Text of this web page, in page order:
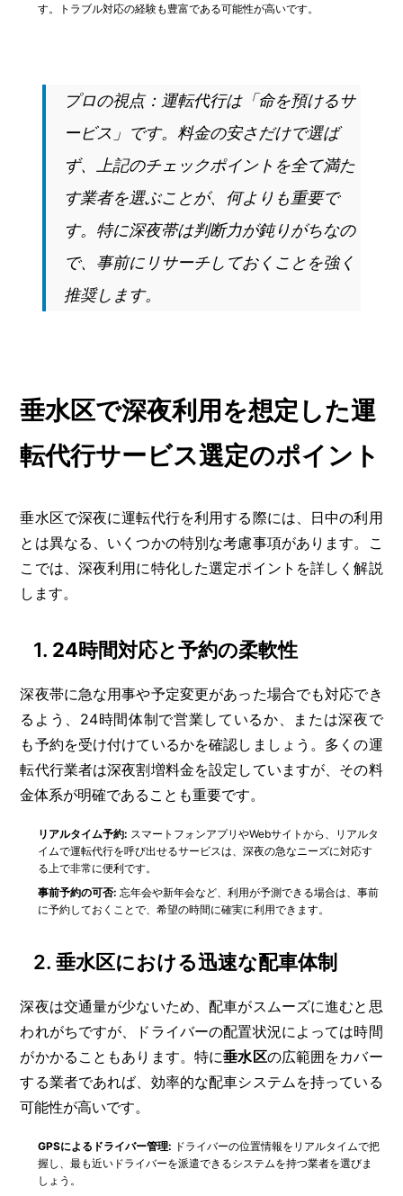
す。トラブル対応の経験も豊富である可能性が高いです。
プロの視点：運転代行は「命を預けるサ
ービス」です。料金の安さだけで選ば
ず、上記のチェックポイントを全て満た
す業者を選ぶことが、何よりも重要で
す。特に深夜帯は判断力が鈍りがちなの
で、事前にリサーチしておくことを強く
推奨します。
垂水区で深夜利用を想定した運
転代行サービス選定のポイント
垂水区で深夜に運転代行を利用する際には、日中の利用
とは異なる、いくつかの特別な考慮事項があります。こ
こでは、深夜利用に特化した選定ポイントを詳しく解説
します。
1. 24時間対応と予約の柔軟性
深夜帯に急な用事や予定変更があった場合でも対応でき
るよう、24時間体制で営業しているか、または深夜で
も予約を受け付けているかを確認しましょう。多くの運
転代行業者は深夜割増料金を設定していますが、その料
金体系が明確であることも重要です。
リアルタイム予約: スマートフォンアプリやWebサイトから、リアルタ
イムで運転代行を呼び出せるサービスは、深夜の急なニーズに対応す
る上で非常に便利です。
事前予約の可否: 忘年会や新年会など、利用が予測できる場合は、事前
に予約しておくことで、希望の時間に確実に利用できます。
2.垂水区における迅速な配車体制
深夜は交通量が少ないため、配車がスムーズに進むと思
われがちですが、ドライバーの配置状況によっては時間
がかかることもあります。特に垂水区の広範囲をカバー
する業者であれば、効率的な配車システムを持っている
可能性が高いです。
GPSによるドライバー管理: ドライバーの位置情報をリアルタイムで把
握し、最も近いドライバーを派遣できるシステムを持つ業者を選びま
しょう。